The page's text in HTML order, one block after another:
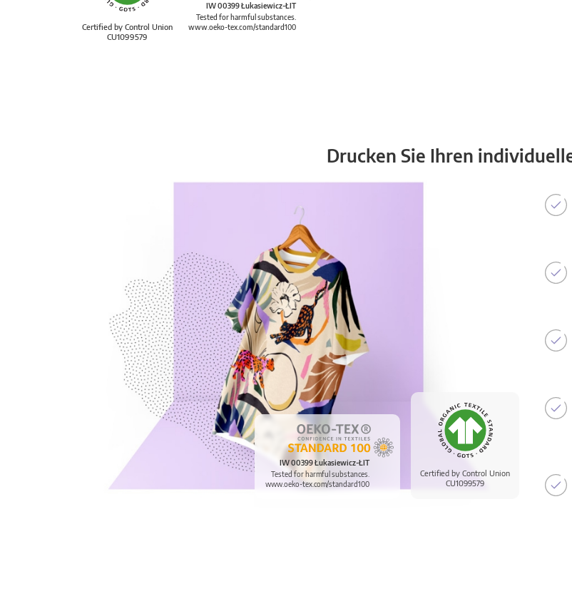
Certified by Control Union
CU1099579
IW 00399 Łukasiewicz-ŁIT
Tested for harmful substances.
www.oeko-tex.com/standard100
Drucken Sie Ihren
Certified by Control Union
CU1099579
IW 00399 Łukasiewicz-ŁIT
Tested for harmful substances.
www.oeko-tex.com/standard100